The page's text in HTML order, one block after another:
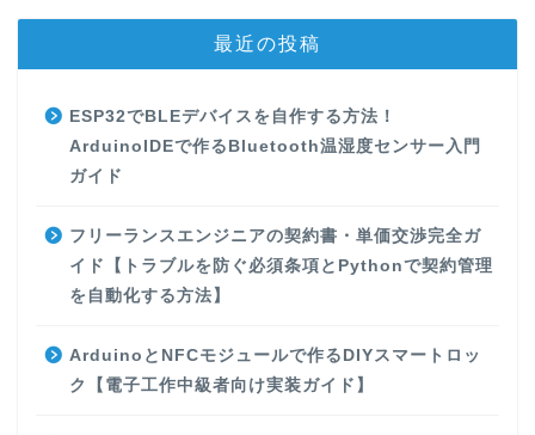
最近の投稿
ESP32でBLEデバイスを自作する方法！
ArduinoIDEで作るBluetooth温湿度センサー入門
ガイド
フリーランスエンジニアの契約書・単価交渉完全ガ
イド【トラブルを防ぐ必須条項とPythonで契約管理
を自動化する方法】
ArduinoとNFCモジュールで作るDIYスマートロッ
ク【電子工作中級者向け実装ガイド】